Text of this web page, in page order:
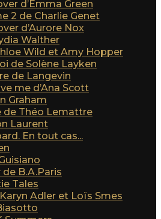
d’Emma Green
2 de Charlie Genet
d’Aurore Nox
Walther
Wild et Amy Hopper
de Solène Layken
de Langevin
me d’Ana Scott
Graham
de Théo Lemattre
Laurent
En tout cas...
B.A.Paris
Tales
Adler et Loïs Smes